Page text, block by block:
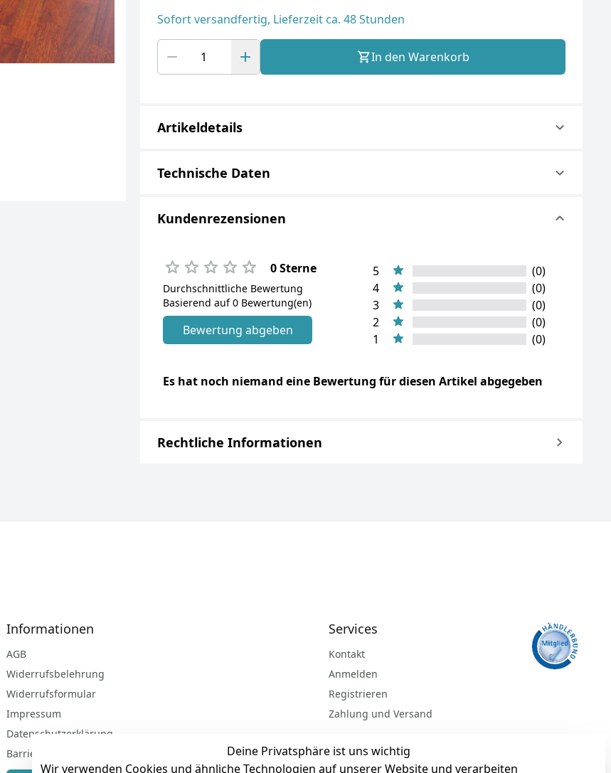
Sofort versandfertig, Lieferzeit ca. 48 Stunden
In den Warenkorb
Artikeldetails
Technische Daten
Kundenrezensionen
0 Sterne
Durchschnittliche Bewertung
Basierend auf 0 Bewertung(en)
Bewertung abgeben
5
(0)
4
(0)
3
(0)
2
(0)
1
(0)
Es hat noch niemand eine Bewertung für diesen Artikel abgegeben
Rechtliche Informationen
Deine Privatsphäre ist uns wichtig
Wir verwenden Cookies und ähnliche Technologien auf unserer Website und verarbeiten
Informationen
AGB
Widerrufsbelehrung
Widerrufsformular
Impressum
Datenschutzerklärung
Barrierefreiheitserklärung
Services
Kontakt
Anmelden
Registrieren
Zahlung und Versand